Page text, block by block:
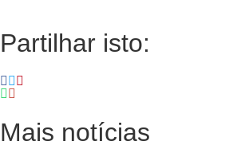
Partilhar isto:
Mais notícias